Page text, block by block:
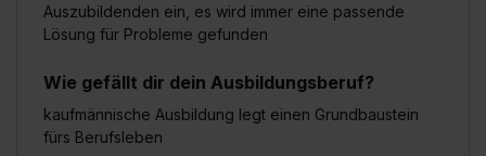
Auszubildenden ein, es wird immer eine passende
Lösung für Probleme gefunden
Wie gefällt dir dein Ausbildungsberuf?
kaufmännische Ausbildung legt einen Grundbaustein
fürs Berufsleben